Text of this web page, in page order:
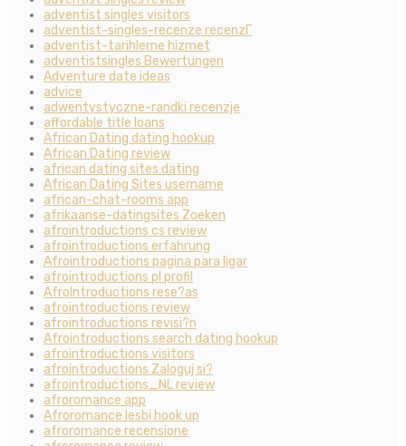
adventist singles visitors
adventist-singles-recenze recenzГ­
adventist-tarihleme hizmet
adventistsingles Bewertungen
Adventure date ideas
advice
adwentystyczne-randki recenzje
affordable title loans
African Dating dating hookup
African Dating review
african dating sites dating
African Dating Sites username
african-chat-rooms app
afrikaanse-datingsites Zoeken
afrointroductions cs review
afrointroductions erfahrung
Afrointroductions pagina para ligar
afrointroductions pl profil
AfroIntroductions rese?as
afrointroductions review
afrointroductions revisi?n
Afrointroductions search dating hookup
afrointroductions visitors
afrointroductions Zaloguj si?
afrointroductions_NL review
afroromance app
Afroromance lesbi hook up
afroromance recensione